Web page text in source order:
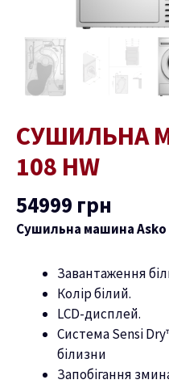
СУШИЛЬНА
108 HW
54999 грн
Сушильна машина Asko
Завантаження
Колір білий.
LCD-дисплей.
Система Sensi
білизни
Запобігання